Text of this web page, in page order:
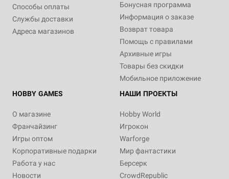
Способы оплаты
Службы доставки
Адреса магазинов
Бонусная программа
Информация о заказе
Возврат товара
Помощь с правилами
Архивные игры
Товары без скидки
Мобильное приложение
HOBBY GAMES
О магазине
Франчайзинг
Игры оптом
Корпоративные подарки
Работа у нас
Новости
НАШИ ПРОЕКТЫ
Hobby World
Игрокон
Warforge
Мир фантастики
Берсерк
CrowdRepublic